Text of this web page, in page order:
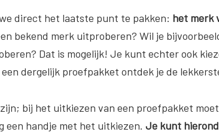
direct het laatste punt te pakken: het merk
bekend merk uitproberen? Wil je
Dat is mogelijk! Je kunt echter ook
dergelijk proefpakket ontdek je de
bij het uitkiezen van een proefpakket
een handje met het uitkiezen. Je kunt